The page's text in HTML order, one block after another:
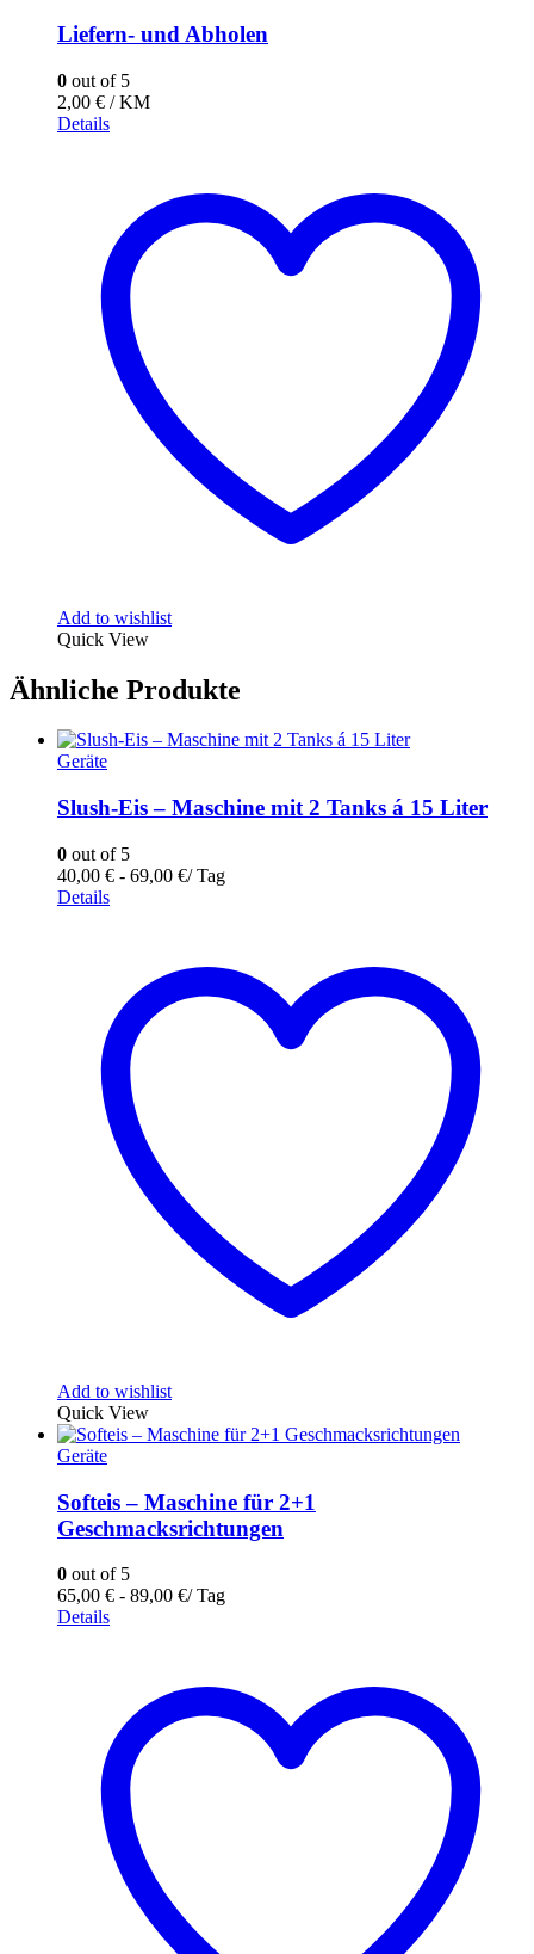
Liefern- und Abholen
0 out of 5
2,00 € / KM
Details
Add to wishlist
Quick View
Ähnliche Produkte
Geräte
Slush-Eis – Maschine mit 2 Tanks á 15 Liter
0 out of 5
40,00 € - 69,00 €/ Tag
Details
Add to wishlist
Quick View
Geräte
Softeis – Maschine für 2+1
Geschmacksrichtungen
0 out of 5
65,00 € - 89,00 €/ Tag
Details